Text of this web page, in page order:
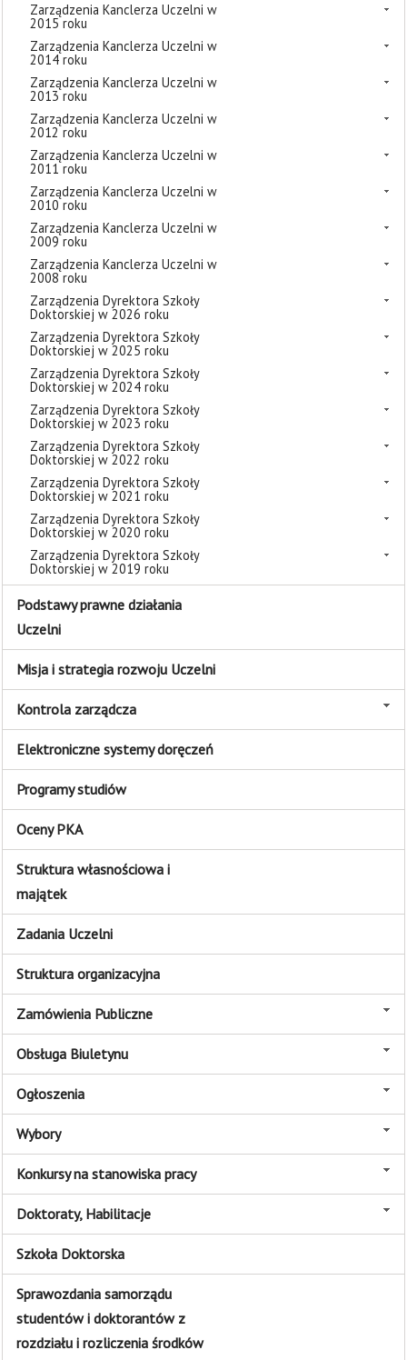
Zarządzenia Kanclerza Uczelni w
2015 roku
Zarządzenia Kanclerza Uczelni w
2014 roku
Zarządzenia Kanclerza Uczelni w
2013 roku
Zarządzenia Kanclerza Uczelni w
2012 roku
Zarządzenia Kanclerza Uczelni w
2011 roku
Zarządzenia Kanclerza Uczelni w
2010 roku
Zarządzenia Kanclerza Uczelni w
2009 roku
Zarządzenia Kanclerza Uczelni w
2008 roku
Zarządzenia Dyrektora Szkoły
Doktorskiej w 2026 roku
Zarządzenia Dyrektora Szkoły
Doktorskiej w 2025 roku
Zarządzenia Dyrektora Szkoły
Doktorskiej w 2024 roku
Zarządzenia Dyrektora Szkoły
Doktorskiej w 2023 roku
Zarządzenia Dyrektora Szkoły
Doktorskiej w 2022 roku
Zarządzenia Dyrektora Szkoły
Doktorskiej w 2021 roku
Zarządzenia Dyrektora Szkoły
Doktorskiej w 2020 roku
Zarządzenia Dyrektora Szkoły
Doktorskiej w 2019 roku
Podstawy prawne działania
Uczelni
Misja i strategia rozwoju Uczelni
Kontrola zarządcza
Elektroniczne systemy doręczeń
Programy studiów
Oceny PKA
Struktura własnościowa i
majątek
Zadania Uczelni
Struktura organizacyjna
Zamówienia Publiczne
Obsługa Biuletynu
Ogłoszenia
Wybory
Konkursy na stanowiska pracy
Doktoraty, Habilitacje
Szkoła Doktorska
Sprawozdania samorządu
studentów i doktorantów z
rozdziału i rozliczenia środków